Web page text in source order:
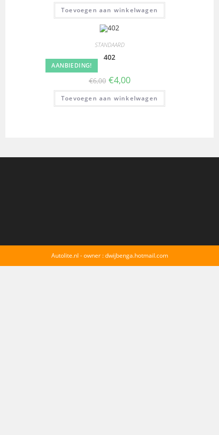
Toevoegen aan winkelwagen
AANBIEDING!
STANDAARD
402
€6,00 €4,00
Toevoegen aan winkelwagen
Autolite.nl - owner : dwijbenga.hotmail.com